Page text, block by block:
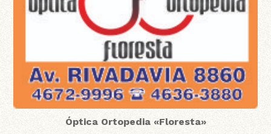
Óptica Ortopedia «Floresta»